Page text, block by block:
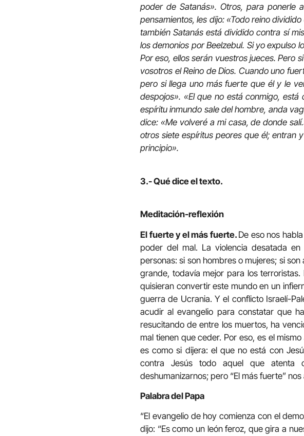
poder de Satanás». Otros, para ponerle
pensamientos, les dijo: «Todo reino
también Satanás está dividido contra sí
los demonios por Beelzebul. Si yo expulso
Por eso, ellos serán vuestros jueces. Pero
vosotros el Reino de Dios. Cuando uno
pero si llega uno más fuerte que él y le
despojos». «El que no está conmigo,
espíritu inmundo sale del hombre, anda
dice: «Me volveré a mi casa, de donde
otros siete espíritus peores que él; entran
principio».
3.- Qué dice el texto.
Meditación-reflexión
El fuerte y el más fuerte. De eso nos
poder del mal. La violencia desatada
personas: si son hombres o mujeres; si
grande, todavía mejor para los
quisieran convertir este mundo en un
guerra de Ucrania. Y el conflicto Israelí-
acudir al evangelio para constatar que
resucitando de entre los muertos, ha
mal tienen que ceder. Por eso, es el
es como si dijera: el que no está con
contra Jesús todo aquel que atenta
deshumanizarnos; pero “El más fuerte”
Palabra del Papa
“El evangelio de hoy comienza con el
dijo: “Es como un león feroz, que gira a